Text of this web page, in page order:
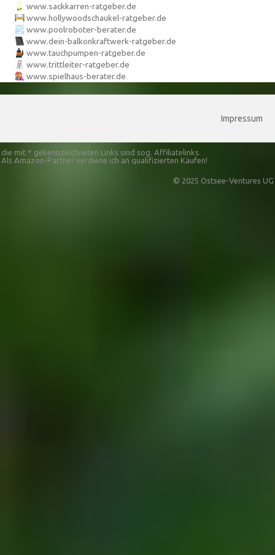
www.sackkarren-ratgeber.de
www.hollywoodschaukel-ratgeber.de
www.poolroboter-berater.de
www.dein-balkonkraftwerk-ratgeber.de
www.tauchpumpen-ratgeber.de
www.trittleiter-ratgeber.de
www.spielhaus-berater.de
Impressum
die mit * gekennzeichneten Links sind sog. Affiliatelinks.
Als Amazon-Partner verdiene ich an qualifizierten Käufen!
© 2025 Ostsee-Ventures UG